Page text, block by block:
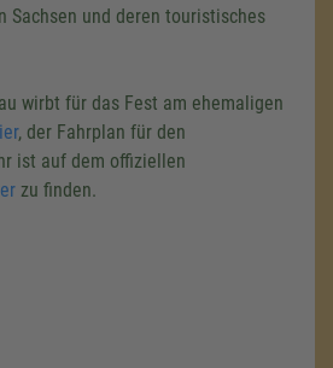
Sachsen und deren touristisches
wirbt für das Fest am ehemaligen
, der Fahrplan für den
ist auf dem offiziellen
zu finden.